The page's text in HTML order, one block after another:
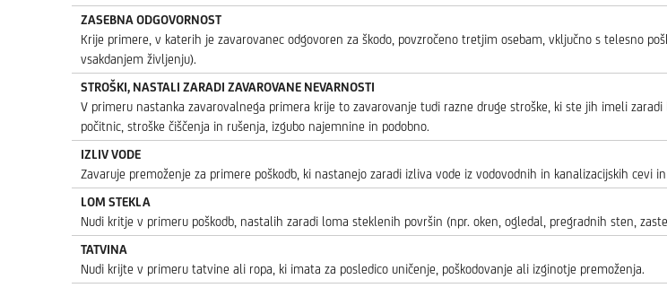
ZASEBNA ODGOVORNOST
Krije primere, v katerih je zavarovanec odgovoren za škodo, povzročeno tretjim osebam, vključno s telesno
vsakdanjem življenju).
STROŠKI, NASTALI ZARADI ZAVAROVANE NEVARNOSTI
V primeru nastanka zavarovalnega primera krije to zavarovanje tudi razne druge stroške, ki ste jih imeli
počitnic, stroške čiščenja in rušenja, izgubo najemnine in podobno.
IZLIV VODE
Zavaruje premoženje za primere poškodb, ki nastanejo zaradi izliva vode iz vodovodnih in kanalizacijskih cevi
LOM STEKLA
Nudi kritje v primeru poškodb, nastalih zaradi loma steklenih površin (npr. oken, ogledal, pregradnih sten,
TATVINA
Nudi krijte v primeru tatvine ali ropa, ki imata za posledico uničenje, poškodovanje ali izginotje premoženja.